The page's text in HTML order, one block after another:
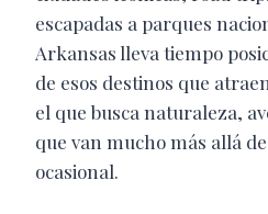
escapadas a parques
Arkansas lleva tiempo
de esos destinos que
el que busca naturaleza,
que van mucho más allá
ocasional.